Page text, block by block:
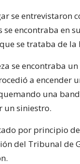
se entrevistaron
se encontraba en
se trataba de la
se encontraba
a encender
una
un siniestro.
por principio
del Tribunal de